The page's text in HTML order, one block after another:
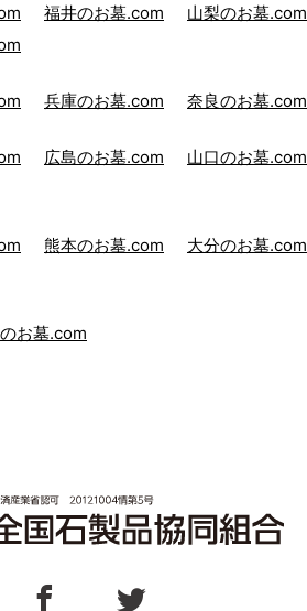
福井のお墓.com 山梨のお墓.com
兵庫のお墓.com 奈良のお墓.com
広島のお墓.com 山口のお墓.com
熊本のお墓.com 大分のお墓.com
お墓.com